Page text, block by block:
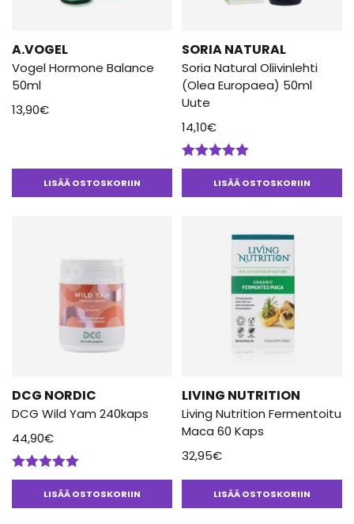
A.VOGEL
Vogel Hormone Balance
50ml
13,90€
LISÄÄ OSTOSKORIIN
SORIA NATURAL
Soria Natural Oliivinlehti
(Olea Europaea) 50ml
Uute
14,10€
Arvostelu
tuotteesta:LISÄÄ OSTOSKORIIN
DCG NORDIC
DCG Wild Yam 240kaps
44,90€
Arvostelu
tuotteesta:LISÄÄ OSTOSKORIIN
LIVING NUTRITION
Living Nutrition Fermentoitu
Maca 60 Kaps
32,95€
LISÄÄ OSTOSKORIIN